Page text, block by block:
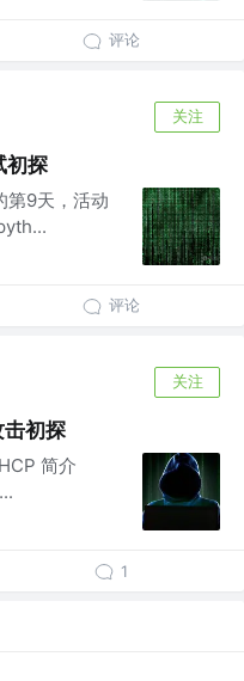
评论
关注
初探
第9天，活动
评论
关注
初探
简介
1